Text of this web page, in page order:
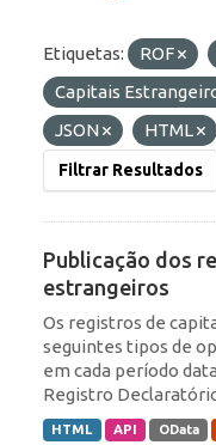
Etiquetas: ROF
Capitais
JSON
HTML
Filtrar Resultados
Publicação dos
estrangeiros
Os registros de
seguintes tipos de
em cada período
Registro
HTML API OData